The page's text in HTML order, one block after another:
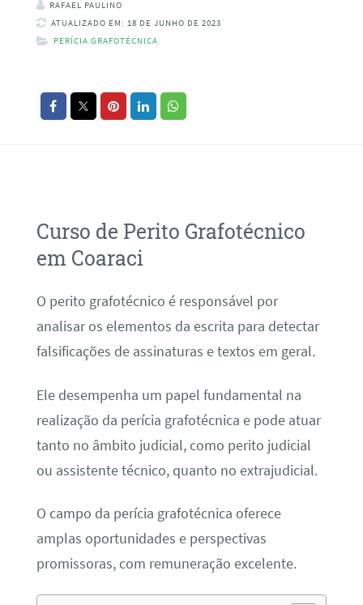
RAFAEL PAULINO
ATUALIZADO EM: 18 DE JUNHO DE 2023
PERÍCIA GRAFOTÉCNICA
Curso de Perito Grafotécnico
em Coaraci
O perito grafotécnico é responsável por
analisar os elementos da escrita para detectar
falsificações de assinaturas e textos em geral.
Ele desempenha um papel fundamental na
realização da perícia grafotécnica e pode atuar
tanto no âmbito judicial, como perito judicial
ou assistente técnico, quanto no extrajudicial.
O campo da perícia grafotécnica oferece
amplas oportunidades e perspectivas
promissoras, com remuneração excelente.